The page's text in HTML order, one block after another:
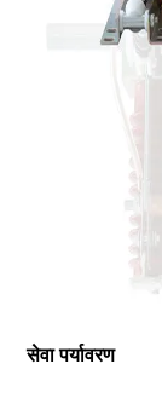
सेवा पर्यावरण